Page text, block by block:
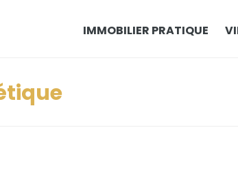
IMMOBILIER PRATIQUE